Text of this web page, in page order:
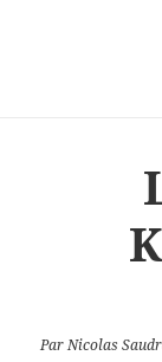
Par Nicolas